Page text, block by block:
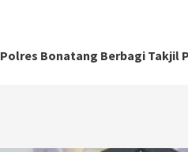
Polres Bonatang Berbagi Takjil